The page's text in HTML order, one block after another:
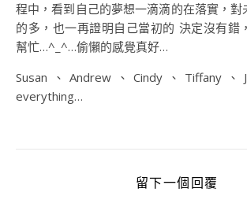
程中，看到自己的夢想一滴滴的在落實，
的多，也一再證明自己當初的 決定沒有錯
幫忙…^_^…偷懶的感覺真好…
Susan、Andrew、Cindy、Tiffany、
everything…
留下一個回覆